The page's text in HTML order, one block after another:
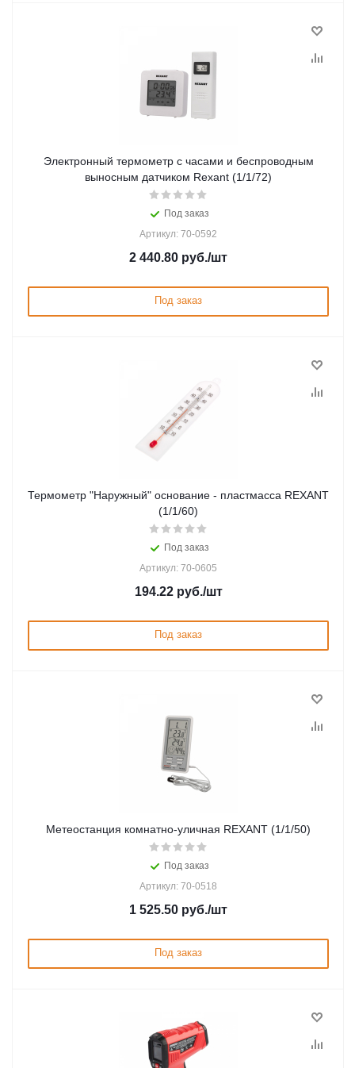
Электронный термометр с часами и беспроводным
выносным датчиком Rexant (1/1/72)
Под заказ
Артикул: 70-0592
2 440.80 руб./шт
Под заказ
Термометр "Наружный" основание - пластмасса REXANT
(1/1/60)
Под заказ
Артикул: 70-0605
194.22руб./шт
Под заказ
Метеостанция комнатно-уличная REXANT (1/1/50)
Под заказ
Артикул: 70-0518
1 525.50 руб./шт
Под заказ